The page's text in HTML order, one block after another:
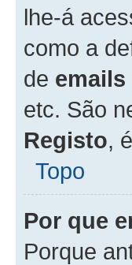
lhe-á
como a
de emails
etc. São
Registo,
Topo
Por que
Porque